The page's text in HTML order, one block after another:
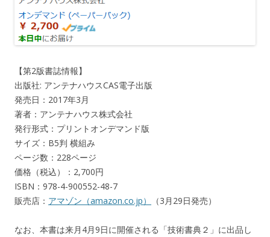
【第2版書誌情報】
出版社: アンテナハウスCAS電子出版
発売日：2017年3月
著者：アンテナハウス株式会社
発行形式：プリントオンデマンド版
サイズ：B5判 横組み
ページ数：228ページ
価格（税込）：2,700円
ISBN：978-4-900552-48-7
販売店： アマゾン（amazon.co.jp） （3月29日発売）
なお、本書は来月4月9日に開催される「技術書典２」に出品し